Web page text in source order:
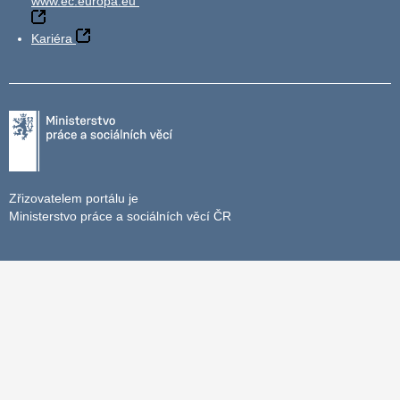
Kariéra
Zřizovatelem portálu je
Ministerstvo práce a sociálních věcí ČR